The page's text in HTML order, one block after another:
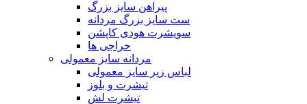
پیراهن سایز بزرگ
ست سایز بزرگ مردانه
سویشرت هودی کاپشن
حراجی ها
مردانه سایز معمولی
لباس زیر سایز معمولی
تیشرت و بلوز
تیشرت لش